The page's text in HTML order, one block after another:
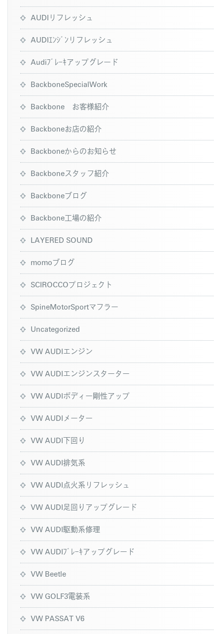
AUDIリフレッシュ
AUDIｴﾝｼﾞﾝリフレッシュ
Audiﾌﾞﾚｰｷアップグレード
BackboneSpecialWork
Backbone お客様紹介
Backboneお店の紹介
Backboneからのお知らせ
Backboneスタッフ紹介
Backboneブログ
Backbone工場の紹介
LAYERED SOUND
momoブログ
SCIROCCOプロジェクト
SpineMotorSportマフラー
Uncategorized
VW AUDIエンジン
VW AUDIエンジンスターター
VW AUDIボディー剛性アップ
VW AUDIメーター
VW AUDI下回り
VW AUDI排気系
VW AUDI点火系リフレッシュ
VW AUDI足回りアップグレード
VW AUDI駆動系修理
VW AUDIﾌﾞﾚｰｷアップグレード
VW Beetle
VW GOLF3電装系
VW PASSAT V6